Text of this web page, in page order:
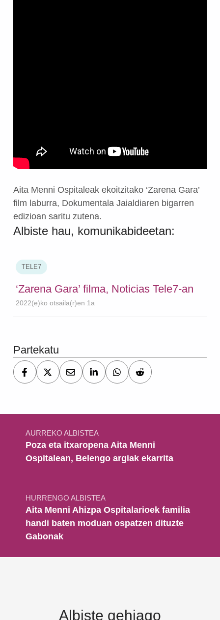
Aita Menni Ospitaleak ekoitzitako ‘Zarena Gara’
film laburra, Dokumentala Jaialdiaren bigarren
edizioan saritu zutena.
Albiste hau, komunikabideetan:
TELE7
‘Zarena Gara’ filma, Noticias Tele7-an
2022(e)ko otsaila(r)en 1a
Skip back to main navigation
Partekatu
Bidalketetan zehar nabigatu
AURREKO ALBISTEA
Poza eta itxaropena Aita Menni
Ospitalean, Belengo argiak ekarrita
HURRENGO ALBISTEA
Aita Menni Ahizpa Ospitalarioek familia
handi baten moduan ospatzen dituzte
Gabonak
Albiste gehiago